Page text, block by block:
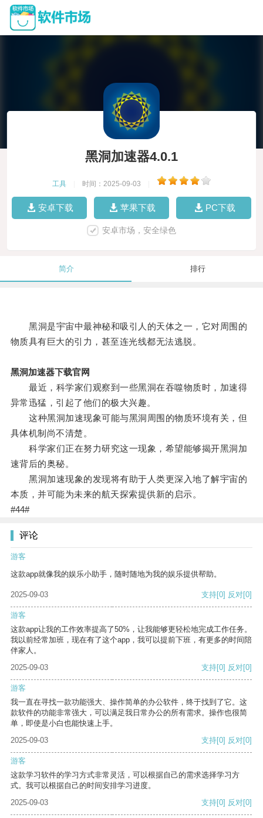
黑洞加速器4.0.1
工具 时间：2025-09-03
安卓下载 苹果下载 PC下载
安卓市场，安全绿色
简介 排行
黑洞是宇宙中最神秘和吸引人的天体之一，它对周围的
物质具有巨大的引力，甚至连光线都无法逃脱。
黑洞加速器下载官网
最近，科学家们观察到一些黑洞在吞噬物质时，加速得
异常迅猛，引起了他们的极大兴趣。
这种黑洞加速现象可能与黑洞周围的物质环境有关，但
具体机制尚不清楚。
科学家们正在努力研究这一现象，希望能够揭开黑洞加
速背后的奥秘。
黑洞加速现象的发现将有助于人类更深入地了解宇宙的
本质，并可能为未来的航天探索提供新的启示。
#44#
评论
游客
这款app就像我的娱乐小助手，随时随地为我的娱乐提供帮助。
2025-09-03 支持[0] 反对[0]
游客
这款app让我的工作效率提高了50%，让我能够更轻松地完成工作任务。
我以前经常加班，现在有了这个app，我可以提前下班，有更多的时间陪
伴家人。
2025-09-03
支持[0] 反对[0]
游客
我一直在寻找一款功能强大、操作简单的办公软件，终于找到了它。这
款软件的功能非常强大，可以满足我日常办公的所有需求。操作也很简
单，即使是小白也能快速上手。
2025-09-03
支持[0] 反对[0]
游客
这款学习软件的学习方式非常灵活，可以根据自己的需求选择学习方
式。我可以根据自己的时间安排学习进度。
2025-09-03
支持[0] 反对[0]